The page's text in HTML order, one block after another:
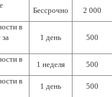
Бессрочно 2 000
в
1 день 500
в
1 неделя 500
в
1 день 500